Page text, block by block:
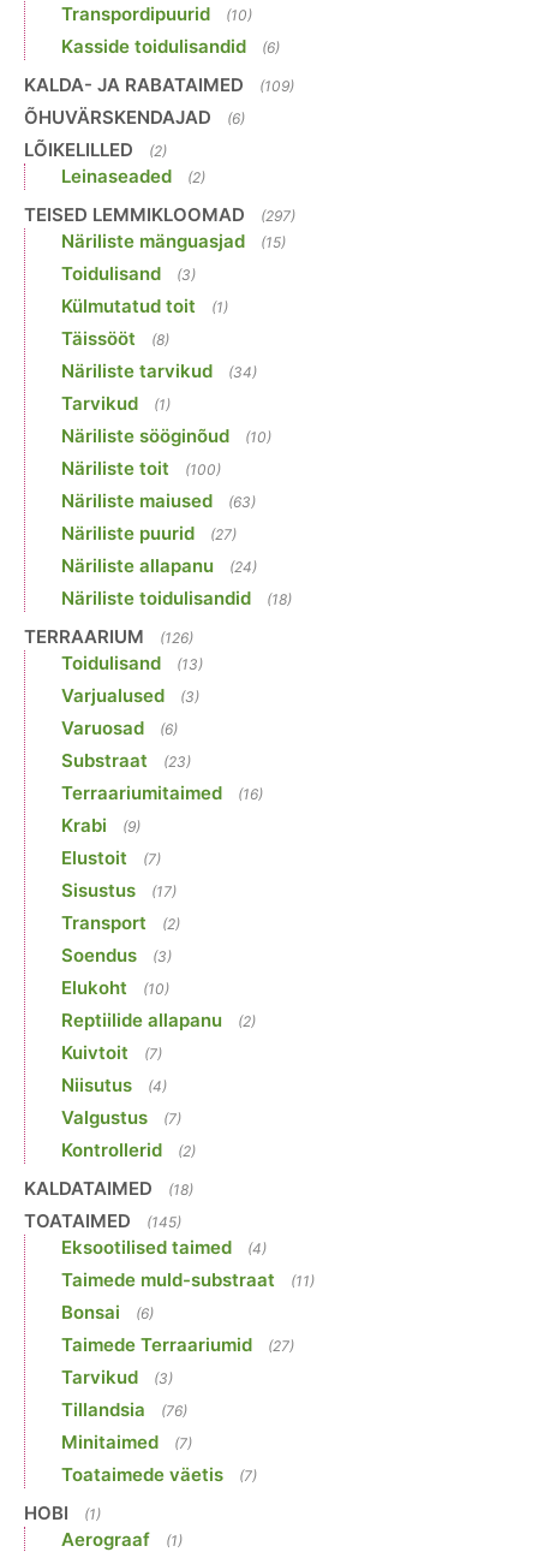
Transpordipuurid (10)
Kasside toidulisandid (6)
KALDA- JA RABATAIMED (109)
ÕHUVÄRSKENDAJAD (6)
LÕIKELILLED (2)
Leinaseaded (2)
TEISED LEMMIKLOOMAD (297)
Näriliste mänguasjad (15)
Toidulisand (3)
Külmutatud toit (1)
Täissööt (8)
Näriliste tarvikud (34)
Tarvikud (1)
Näriliste sööginõud (10)
Näriliste toit (100)
Näriliste maiused (63)
Näriliste puurid (27)
Näriliste allapanu (24)
Näriliste toidulisandid (18)
TERRAARIUM (126)
Toidulisand (13)
Varjualused (3)
Varuosad (6)
Substraat (23)
Terraariumitaimed (16)
Krabi (9)
Elustoit (7)
Sisustus (17)
Transport (2)
Soendus (3)
Elukoht (10)
Reptiilide allapanu (2)
Kuivtoit (7)
Niisutus (4)
Valgustus (7)
Kontrollerid (2)
KALDATAIMED (18)
TOATAIMED (145)
Eksootilised taimed (4)
Taimede muld-substraat (11)
Bonsai (6)
Taimede Terraariumid (27)
Tarvikud (3)
Tillandsia (76)
Minitaimed (7)
Toataimede väetis (7)
HOBI (1)
Aerograaf (1)